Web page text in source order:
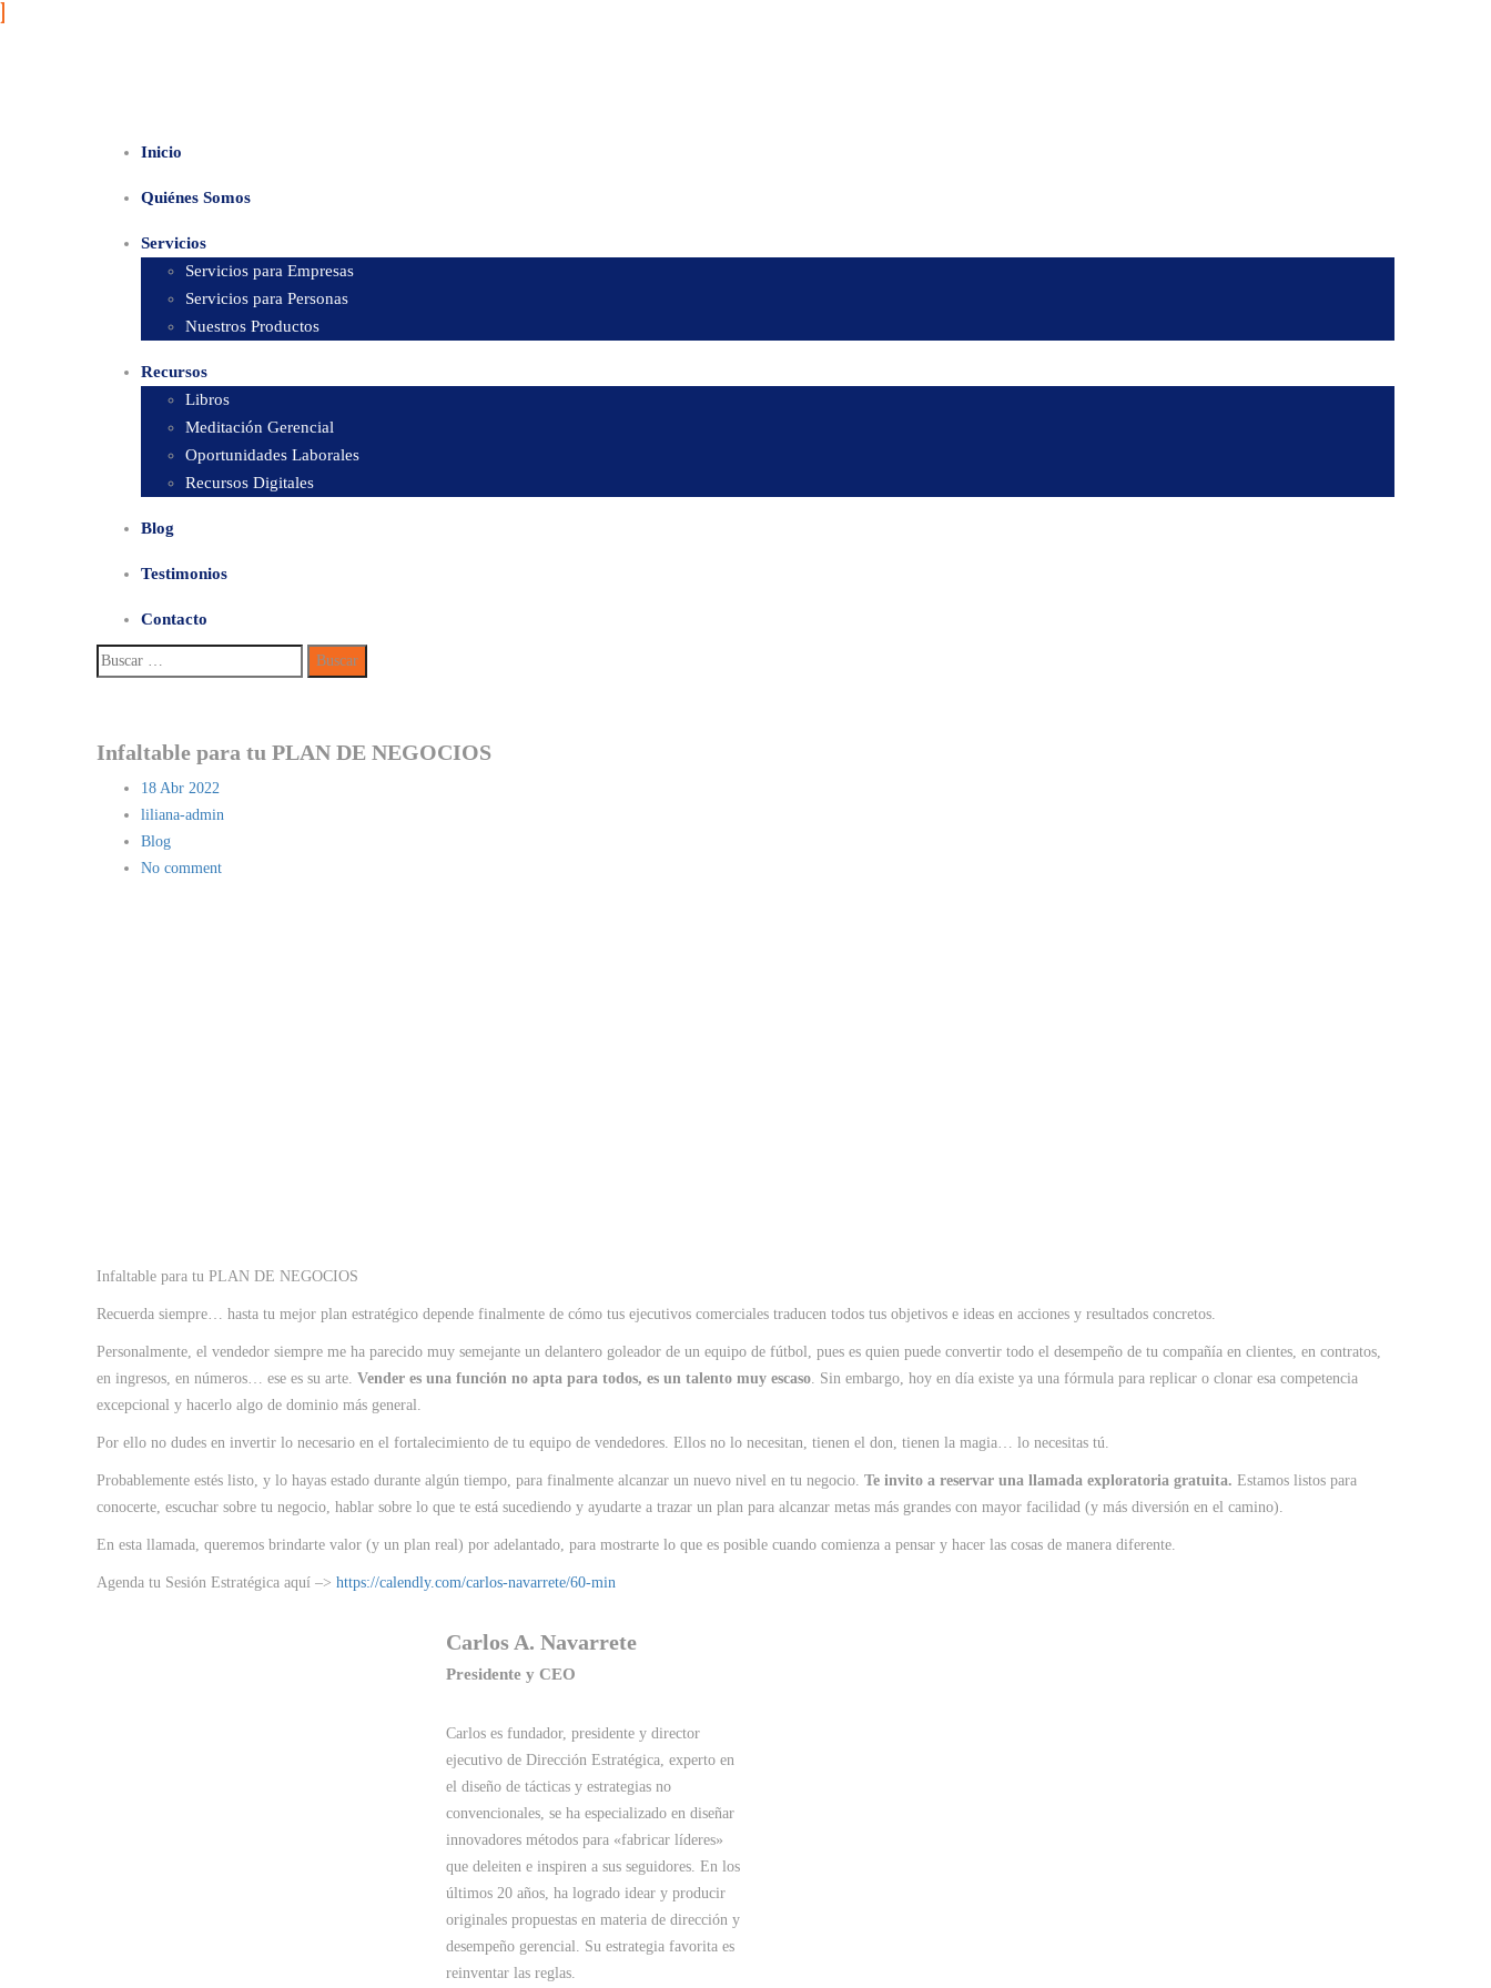
Inicio
Quiénes Somos
Servicios
Servicios para Empresas
Servicios para Personas
Nuestros Productos
Recursos
Libros
Meditación Gerencial
Oportunidades Laborales
Recursos Digitales
Blog
Testimonios
Contacto
Buscar:
Infaltable para tu PLAN DE NEGOCIOS
18 Abr 2022
liliana-admin
Blog
No comment
Infaltable para tu PLAN DE NEGOCIOS
Recuerda siempre… hasta tu mejor plan estratégico depende finalmente de cómo tus ejecutivos comerciales traducen todos tus objetivos e ideas en acciones y resultados concretos.
Personalmente, el vendedor siempre me ha parecido muy semejante un delantero goleador de un equipo de fútbol, pues es quien puede convertir todo el desempeño de tu compañía en clientes, en contratos,
en ingresos, en números… ese es su arte. Vender es una función no apta para todos, es un talento muy escaso. Sin embargo, hoy en día existe ya una fórmula para replicar o clonar esa competencia
excepcional y hacerlo algo de dominio más general.
Por ello no dudes en invertir lo necesario en el fortalecimiento de tu equipo de vendedores. Ellos no lo necesitan, tienen el don, tienen la magia… lo necesitas tú.
Probablemente estés listo, y lo hayas estado durante algún tiempo, para finalmente alcanzar un nuevo nivel en tu negocio. Te invito a reservar una llamada exploratoria gratuita. Estamos listos para
conocerte, escuchar sobre tu negocio, hablar sobre lo que te está sucediendo y ayudarte a trazar un plan para alcanzar metas más grandes con mayor facilidad (y más diversión en el camino).
En esta llamada, queremos brindarte valor (y un plan real) por adelantado, para mostrarte lo que es posible cuando comienza a pensar y hacer las cosas de manera diferente.
Agenda tu Sesión Estratégica aquí –> https://calendly.com/carlos-navarrete/60-min
Carlos A. Navarrete
Presidente y CEO
Carlos es fundador, presidente y director
ejecutivo de Dirección Estratégica, experto en
el diseño de tácticas y estrategias no
convencionales, se ha especializado en diseñar
innovadores métodos para «fabricar líderes»
que deleiten e inspiren a sus seguidores. En los
últimos 20 años, ha logrado idear y producir
originales propuestas en materia de dirección y
desempeño gerencial. Su estrategia favorita es
reinventar las reglas.